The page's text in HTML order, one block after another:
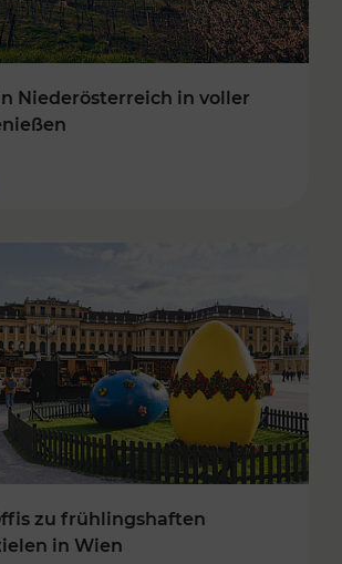
Niederösterreich in voller
zu frühlingshaften
in Wien